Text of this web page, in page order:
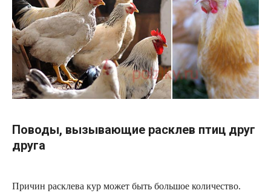
Поводы, вызывающие расклев птиц друг
друга
Причин расклева кур может быть большое количество.